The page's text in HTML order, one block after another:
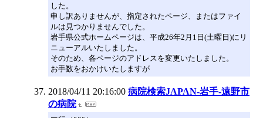
した。
申し訳ありませんが、指定されたページ、またはファイ
ルは見つかりませんでした。
岩手県公式ホームページは、平成26年2月1日(土曜日)にリ
ニューアルいたしました。
そのため、各ページのアドレスを変更いたしました。
お手数をおかけいたしますが
2018/04/11 20:16:00 病院検索JAPAN-岩手-遠野市
の病院